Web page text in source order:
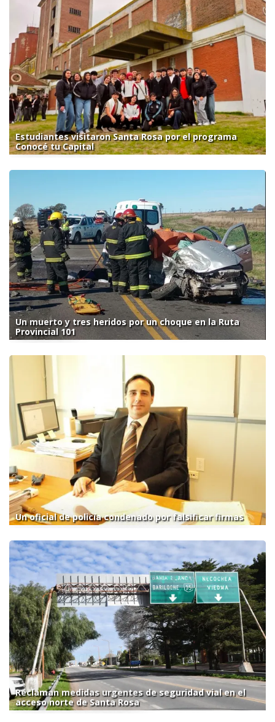
Estudiantes visitaron Santa Rosa por el programa
Conocé tu Capital
Un muerto y tres heridos por un choque en la Ruta
Provincial 101
Un oficial de policía condenado por falsificar firmas
Reclaman medidas urgentes de seguridad vial en el
acceso norte de Santa Rosa